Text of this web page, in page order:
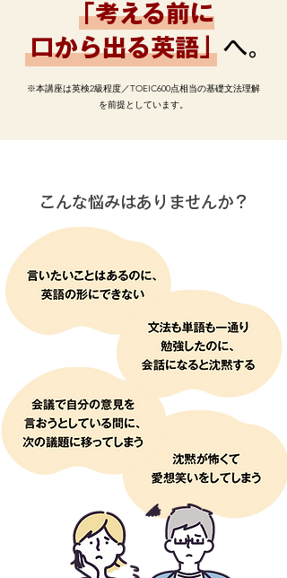
「考える前に
​口から出る英語」 へ。
※本講座は英検2級程度／TOEIC600点相当の基礎文法理解
を前提としています。
こんな悩みはありませんか？